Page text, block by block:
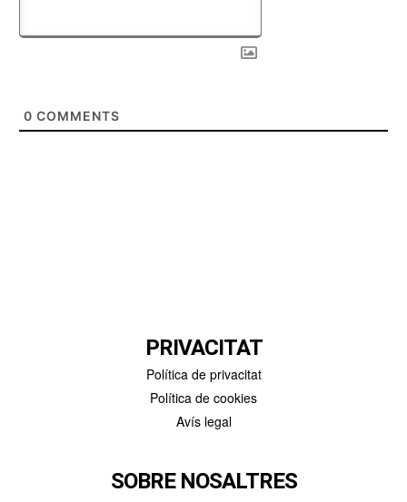
0 COMMENTS
PRIVACITAT
Política de privacitat
Política de cookies
Avís legal
SOBRE NOSALTRES